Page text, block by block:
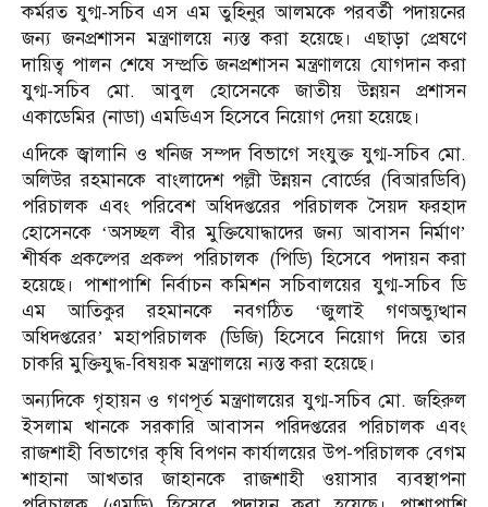
কর্মরত যুগ্ম-সচিব এস এম তুহিনুর আলমকে পরবর্তী পদায়নের
জন্য জনপ্রশাসন মন্ত্রণালয়ে ন্যস্ত করা হয়েছে। এছাড়া প্রেষণে
দায়িত্ব পালন শেষে সম্প্রতি জনপ্রশাসন মন্ত্রণালয়ে যোগদান করা
যুগ্ম-সচিব মো. আবুল হোসেনকে জাতীয় উন্নয়ন প্রশাসন
একাডেমির (নাডা) এমডিএস হিসেবে নিয়োগ দেয়া হয়েছে।
এদিকে জ্বালানি ও খনিজ সম্পদ বিভাগে সংযুক্ত যুগ্ম-সচিব মো.
অলিউর রহমানকে বাংলাদেশ পল্লী উন্নয়ন বোর্ডের (বিআরডিবি)
পরিচালক এবং পরিবেশ অধিদপ্তরের পরিচালক সৈয়দ ফরহাদ
হোসেনকে ‘অসচ্ছল বীর মুক্তিযোদ্ধাদের জন্য আবাসন নির্মাণ’
শীর্ষক প্রকল্পের প্রকল্প পরিচালক (পিডি) হিসেবে পদায়ন করা
হয়েছে। পাশাপাশি নির্বাচন কমিশন সচিবালয়ের যুগ্ম-সচিব ডি
এম আতিকুর রহমানকে নবগঠিত ‘জুলাই গণঅভ্যুত্থান
অধিদপ্তরের’ মহাপরিচালক (ডিজি) হিসেবে নিয়োগ দিয়ে তার
চাকরি মুক্তিযুদ্ধ-বিষয়ক মন্ত্রণালয়ে ন্যস্ত করা হয়েছে।
অন্যদিকে গৃহায়ন ও গণপূর্ত মন্ত্রণালয়ের যুগ্ম-সচিব মো. জহিরুল
ইসলাম খানকে সরকারি আবাসন পরিদপ্তরের পরিচালক এবং
রাজশাহী বিভাগের কৃষি বিপণন কার্যালয়ের উপ-পরিচালক বেগম
শাহানা আখতার জাহানকে রাজশাহী ওয়াসার ব্যবস্থাপনা